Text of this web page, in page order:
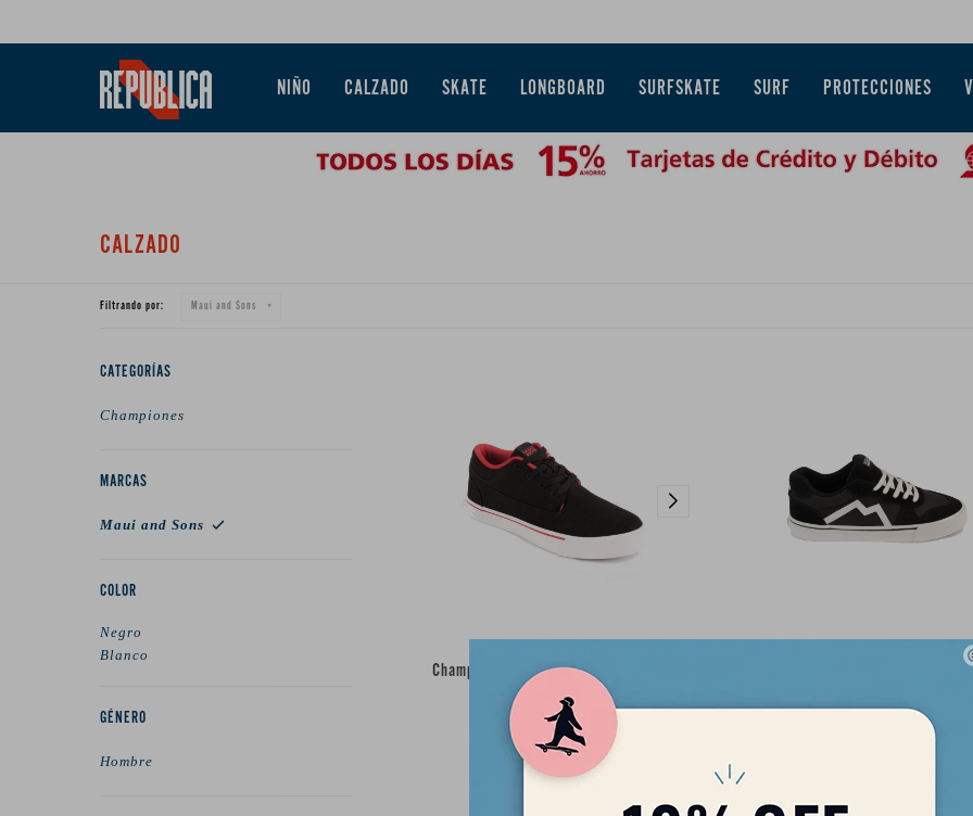
NIÑO CALZADO SKATE LONGBOARD SURFSKATE SURF PROTECCIONES
CALZADO
Filtrando por: Maui and Sons
Championes Maui and Sons - Kapalua -
Negros
2.390
$ 2.032
Championes Maui and Sons - K-
CATEGORÍAS
Championes
MARCAS
Maui and Sons
COLOR
Negro
Blanco
GÉNERO
Hombre